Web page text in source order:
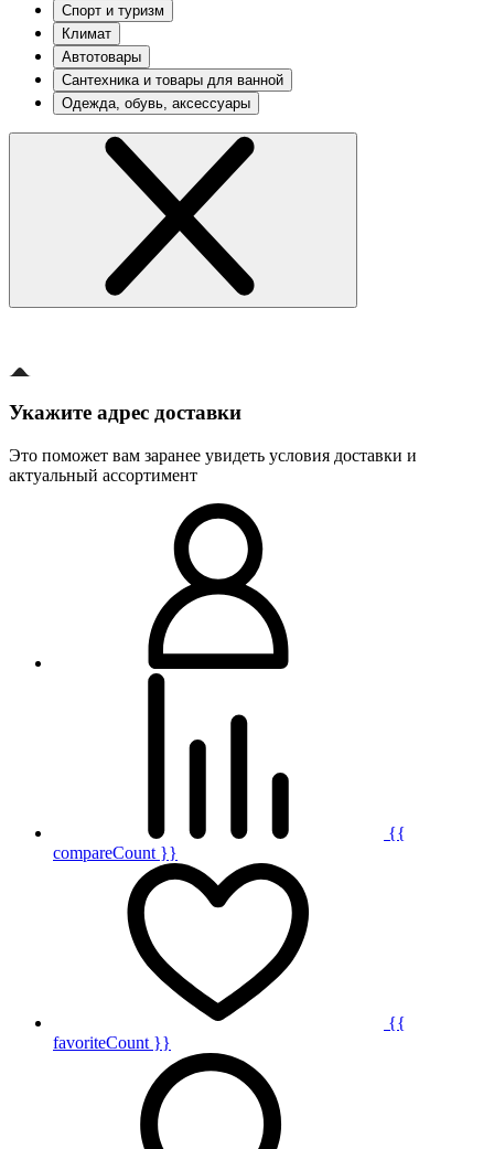
Спорт и туризм
Климат
Автотовары
Сантехника и товары для ванной
Одежда, обувь, аксессуары
Укажите адрес доставки
Это поможет вам заранее увидеть условия доставки и
актуальный ассортимент
{{
compareCount }}
{{
favoriteCount }}